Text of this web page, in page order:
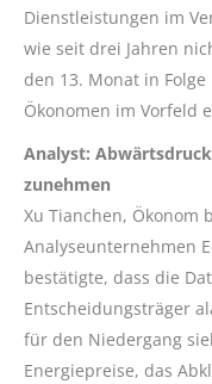
Dienstleistungen im
wie seit drei Jahren
den 13. Monat in
Ökonomen im Vorfeld
Analyst:
zunehmen
Xu Tianchen, Ökonom
Analyseunternehmen
bestätigte, dass die
Entscheidungsträger
für den Niedergang
Energiepreise, das